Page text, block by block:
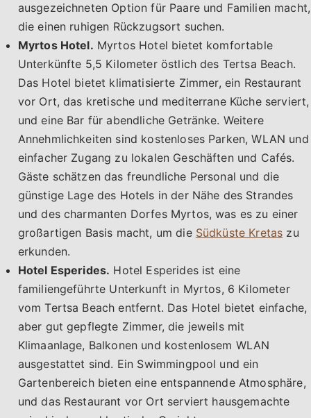
ausgezeichneten Option für Paare und Familien macht,
die einen ruhigen Rückzugsort suchen.
Myrtos Hotel. Myrtos Hotel bietet komfortable
Unterkünfte 5,5 Kilometer östlich des Tertsa Beach.
Das Hotel bietet klimatisierte Zimmer, ein Restaurant
vor Ort, das kretische und mediterrane Küche serviert,
und eine Bar für abendliche Getränke. Weitere
Annehmlichkeiten sind kostenloses Parken, WLAN und
einfacher Zugang zu lokalen Geschäften und Cafés.
Gäste schätzen das freundliche Personal und die
günstige Lage des Hotels in der Nähe des Strandes
und des charmanten Dorfes Myrtos, was es zu einer
großartigen Basis macht, um die Südküste Kretas zu
erkunden.
Hotel Esperides. Hotel Esperides ist eine
familiengeführte Unterkunft in Myrtos, 6 Kilometer
vom Tertsa Beach entfernt. Das Hotel bietet einfache,
aber gut gepflegte Zimmer, die jeweils mit
Klimaanlage, Balkonen und kostenlosem WLAN
ausgestattet sind. Ein Swimmingpool und ein
Gartenbereich bieten eine entspannende Atmosphäre,
und das Restaurant vor Ort serviert hausgemachte